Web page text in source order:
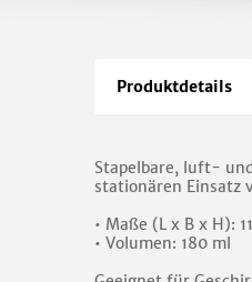
Produktdetails
Stapelbare, luft-
stationären Einsatz
• Maße (L x B x H):
• Volumen: 180 ml